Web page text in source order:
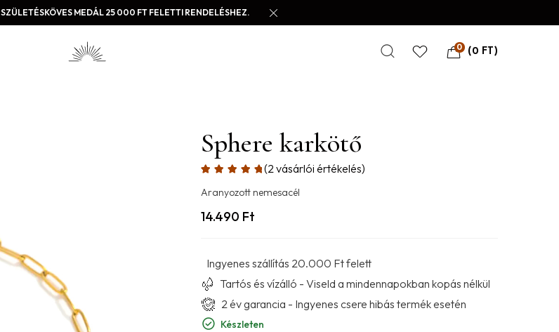
SZÜLETÉSKÖVES MEDÁL 25 000 FT FELETTI RENDELÉSHEZ.
0 (0 FT )
Sphere karkötő
(2vásárlói értékelés)
Aranyozott nemesacél
14.490 Ft
Ingyenes szállítás 20.000 Ft felett
Tartós és vízálló - Viseld a mindennapokban kopás nélkül
2 év garancia - Ingyenes csere hibás termék esetén
Készleten